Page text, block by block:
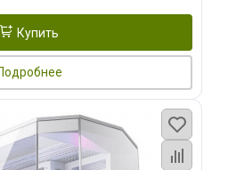
Купить